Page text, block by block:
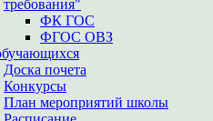
требования"
ФК ГОС
ФГОС ОВЗ
Доска почета
Конкурсы
План мероприятий школы